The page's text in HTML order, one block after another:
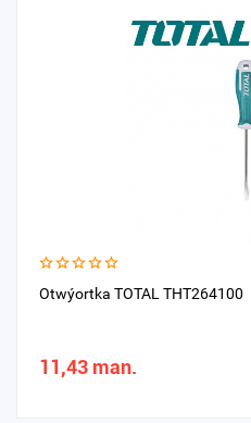
Otwýortka TOTAL THT264100
11,43 man.